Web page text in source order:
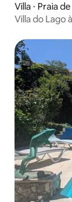
Villa ⋅ Praia
Villa do Lago